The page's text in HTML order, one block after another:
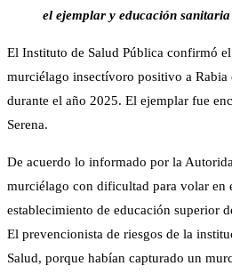
el ejemplar y educación
El Instituto de Salud Pública confirmó
murciélago insectívoro positivo a
durante el año 2025. El ejemplar fue
Serena.
De acuerdo lo informado por la
murciélago con dificultad para volar en
establecimiento de educación superior
El prevencionista de riesgos de la
Salud, porque habían capturado un